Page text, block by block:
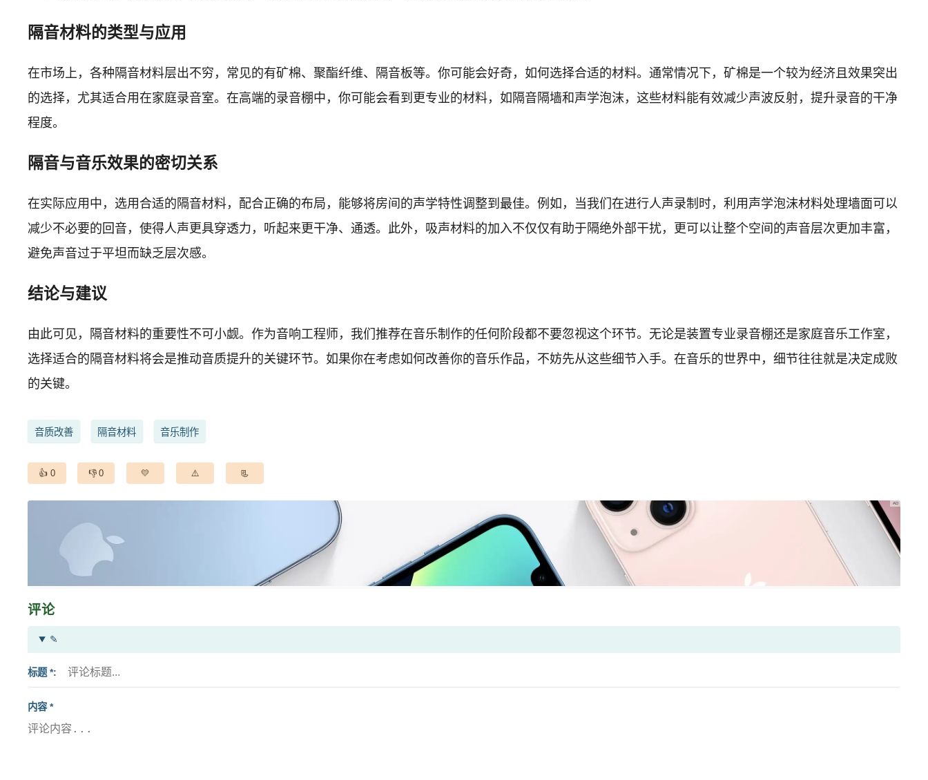
隔音材料的类型与应用
在市场上，各种隔音材料层出不穷，常见的有矿棉、聚酯纤维、隔音板等。你可能会好奇，如何选择合适的材料。通常情况下，矿棉是一个较为经济且效果突出
的选择，尤其适合用在家庭录音室。在高端的录音棚中，你可能会看到更专业的材料，如隔音隔墙和声学泡沫，这些材料能有效减少声波反射，提升录音的干净
程度。
隔音与音乐效果的密切关系
在实际应用中，选用合适的隔音材料，配合正确的布局，能够将房间的声学特性调整到最佳。例如，当我们在进行人声录制时，利用声学泡沫材料处理墙面可以
减少不必要的回音，使得人声更具穿透力，听起来更干净、通透。此外，吸声材料的加入不仅仅有助于隔绝外部干扰，更可以让整个空间的声音层次更加丰富，
避免声音过于平坦而缺乏层次感。
结论与建议
由此可见，隔音材料的重要性不可小觑。作为音响工程师，我们推荐在音乐制作的任何阶段都不要忽视这个环节。无论是装置专业录音棚还是家庭音乐工作室，
选择适合的隔音材料将会是推动音质提升的关键环节。如果你在考虑如何改善你的音乐作品，不妨先从这些细节入手。在音乐的世界中，细节往往就是决定成败
的关键。
音质改善 隔音材料 音乐制作
0 0
评论
✎
标题 *
内容 *